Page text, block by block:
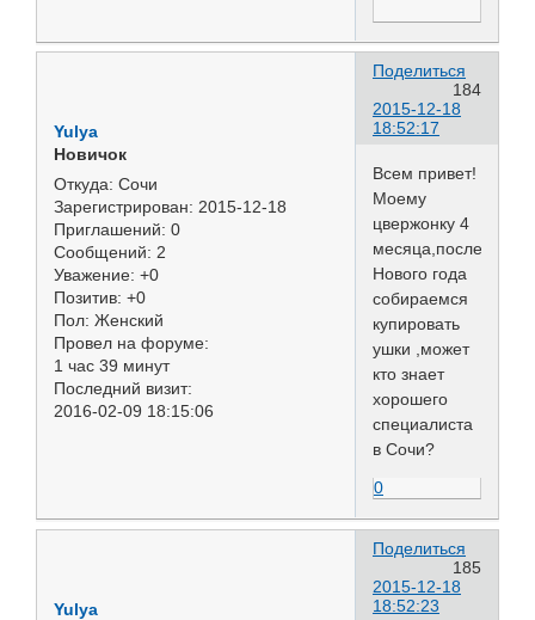
Поделиться
184
2015-12-18
18:52:17
Yulya
Новичок
Откуда: Сочи
Зарегистрирован: 2015-12-18
Приглашений: 0
Сообщений: 2
Уважение: +0
Позитив: +0
Пол: Женский
Провел на форуме:
1 час 39 минут
Последний визит:
2016-02-09 18:15:06
Всем привет!
Моему
цвержонку 4
месяца,после
Нового года
собираемся
купировать
ушки ,может
кто знает
хорошего
специалиста
в Сочи?
0
Поделиться
185
2015-12-18
18:52:23
Yulya